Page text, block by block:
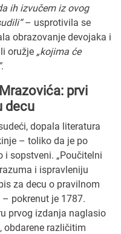
ih izvučem iz ovog
– usprotivila se
obrazovanje devojaka i
oružje „kojima će
.
prvi
decu
dopala literatura
– toliko da je po
i sopstveni. „Poučitelni
i ispravleniju
za decu o pravilnom
pokrenut je 1787.
prvog izdanja naglasio
obdarene različitim